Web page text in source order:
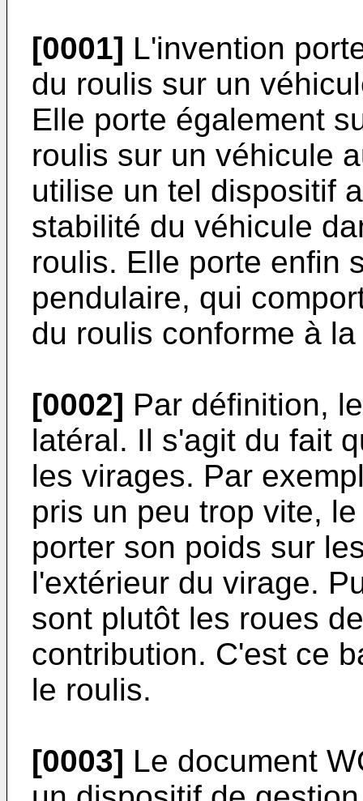
[0001] L'invention
du roulis sur un
Elle porte également
roulis sur un véhicule
utilise un tel dispositif
stabilité du véhicule
roulis. Elle porte enfin
pendulaire, qui
du roulis conforme à
[0002] Par définition,
latéral. Il s'agit du fait
les virages. Par
pris un peu trop vite,
porter son poids sur
l'extérieur du virage.
sont plutôt les roues
contribution. C'est ce
le roulis.
[0003] Le document